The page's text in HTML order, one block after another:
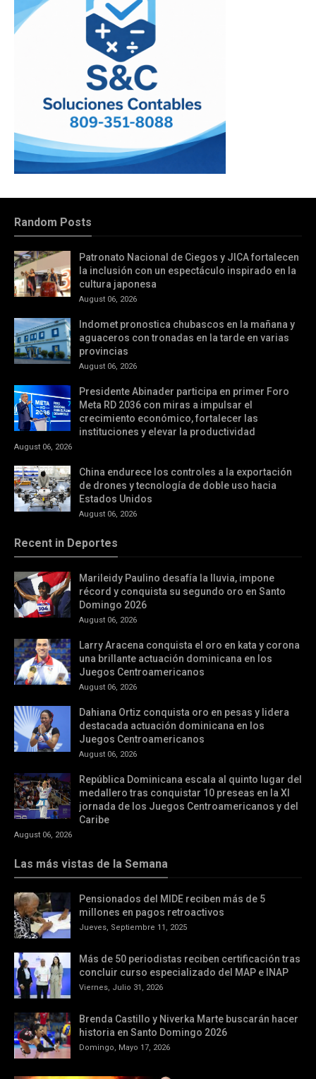
Random Posts
Patronato Nacional de Ciegos y JICA fortalecen
la inclusión con un espectáculo inspirado en la
cultura japonesa
August 06, 2026
Indomet pronostica chubascos en la mañana y
aguaceros con tronadas en la tarde en varias
provincias
August 06, 2026
Presidente Abinader participa en primer Foro
Meta RD 2036 con miras a impulsar el
crecimiento económico, fortalecer las
instituciones y elevar la productividad
August 06, 2026
China endurece los controles a la exportación
de drones y tecnología de doble uso hacia
Estados Unidos
August 06, 2026
Recent in Deportes
Marileidy Paulino desafía la lluvia, impone
récord y conquista su segundo oro en Santo
Domingo 2026
August 06, 2026
Larry Aracena conquista el oro en kata y corona
una brillante actuación dominicana en los
Juegos Centroamericanos
August 06, 2026
Dahiana Ortiz conquista oro en pesas y lidera
destacada actuación dominicana en los
Juegos Centroamericanos
August 06, 2026
República Dominicana escala al quinto lugar del
medallero tras conquistar 10 preseas en la XI
jornada de los Juegos Centroamericanos y del
Caribe
August 06, 2026
Las más vistas de la Semana
Pensionados del MIDE reciben más de 5
millones en pagos retroactivos
Jueves, Septiembre 11, 2025
Más de 50 periodistas reciben certificación tras
concluir curso especializado del MAP e INAP
Viernes, Julio 31, 2026
Brenda Castillo y Niverka Marte buscarán hacer
historia en Santo Domingo 2026
Domingo, Mayo 17, 2026